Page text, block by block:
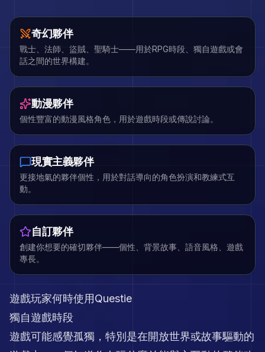
奇幻夥伴
戰士、法師、盜賊、聖騎士——用於RPG時段、獨自遊戲或會
話之間的世界構建。
動漫夥伴
個性豐富的動漫風格角色，用於遊戲時段或傳說討論。
現實主義夥伴
更接地氣的夥伴個性，用於對話導向的角色扮演和教練式互
動。
自訂夥伴
創建你想要的確切夥伴——個性、背景故事、語音風格、遊戲
專長。
遊戲玩家何時使用Questie
獨自遊戲時段
遊戲可能感覺孤獨，特別是在開放世界或故事驅動的